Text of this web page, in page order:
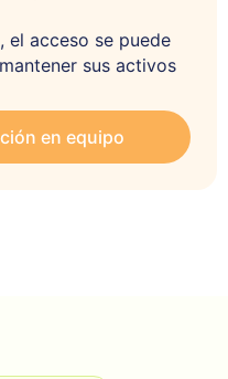
el acceso se puede
sus activos
en equipo